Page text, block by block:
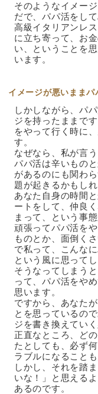
そのようなイメー
だで、パパ活をし
高級イタリアンレ
に立ち寄って、お
い、ということを
います。
イメージが悪いまま
しかしながら、パ
ジを持ったままで
をやって行く時に
す。
なぜなら、私が言
パパ活は辛いもの
があるのにも関わ
題が起きるかもしれ
あなた自身の時間
ートをして、仲良
まって、という事
頑張ってパパ活を
ものとか、面倒く
で私って、こんな
という風に思って
そうなってしまう
って、パパ活をや
思います。
ですから、あなた
とを思っているの
ジを書き換えてい
正直なところ、ど
たとしても、必ず
ラブルになること
しかし、それを踏
いな！」と思える
あるのです。